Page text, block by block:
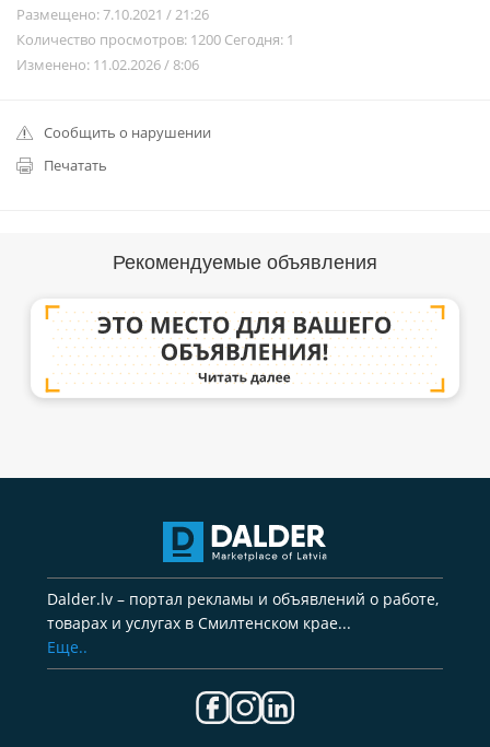
Размещено: 7.10.2021 / 21:26
Количество просмотров: 1200 Сегодня: 1
Изменено: 11.02.2026 / 8:06
Сообщить о нарушении
Печатать
Рекомендуемые объявления
Dalder.lv – портал рекламы и объявлений о работе,
товарах и услугах в Смилтенском крае...
Еще..